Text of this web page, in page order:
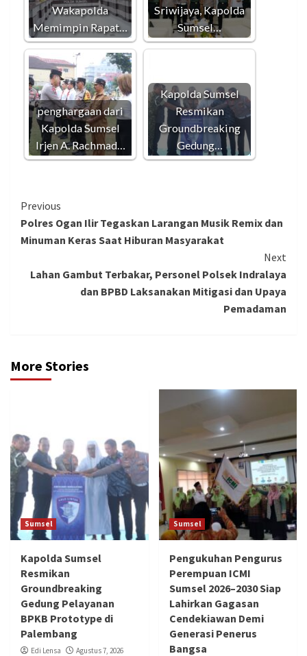
Wakapolda
Memimpin Rapat…
Sriwijaya, Kapolda
Sumsel…
penghargaan dari
Kapolda Sumsel
Irjen A. Rachmad…
Kapolda Sumsel
Resmikan
Groundbreaking
Gedung…
Continue
Reading
Previous
Polres Ogan Ilir Tegaskan Larangan Musik Remix dan
Minuman Keras Saat Hiburan Masyarakat
Next
Lahan Gambut Terbakar, Personel Polsek Indralaya
dan BPBD Laksanakan Mitigasi dan Upaya
Pemadaman
More Stories
Sumsel
Kapolda Sumsel
Resmikan
Groundbreaking
Gedung Pelayanan
BPKB Prototype di
Palembang
Edi Lensa Agustus 7, 2026
Sumsel
Pengukuhan Pengurus
Perempuan ICMI
Sumsel 2026–2030 Siap
Lahirkan Gagasan
Cendekiawan Demi
Generasi Penerus
Bangsa